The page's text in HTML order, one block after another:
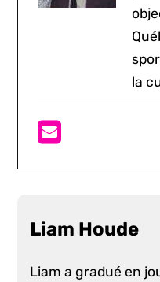
la
Liam Houde
Liam a gradué en